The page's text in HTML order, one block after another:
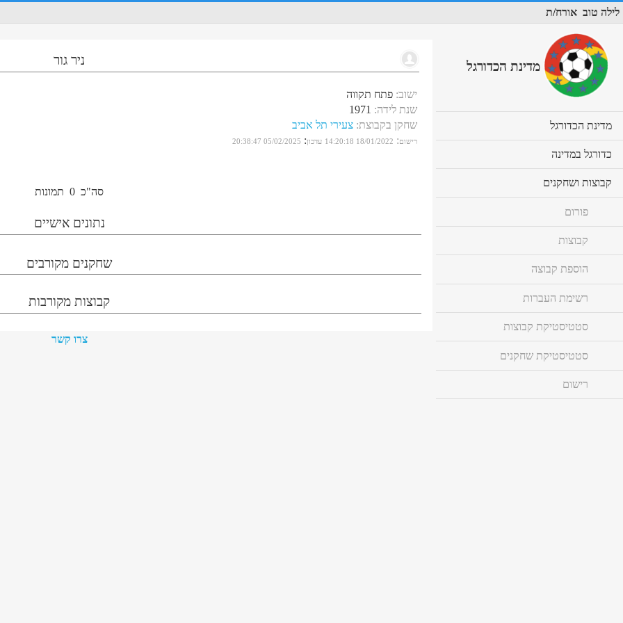
לילה טוב אורח/ת
ניר גור
ישוב: פתח תקווה
שנת לידה:
1971
שחקן בקבוצת: צעירי תל אביב
רישום:
18/01/2022 14:20:18 עדכון:
05/02/2025 20:38:47
סה"כ 0 תמונות
נתונים אישיים
שחקנים מקורבים
קבוצות מקורבות
צרו קשר
מדינת הכדורגל
מדינת הכדורגל
to
כדורגל במדינה
to
קבוצות ושחקנים
to
פורום
קבוצות
הוספת קבוצה
רשימת העברות
סטטיסטיקת קבוצות
סטטיסטיקת שחקנים
רישום